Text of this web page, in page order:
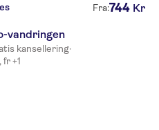
Fra:744 Kr
vandringen
kansellering·
+1